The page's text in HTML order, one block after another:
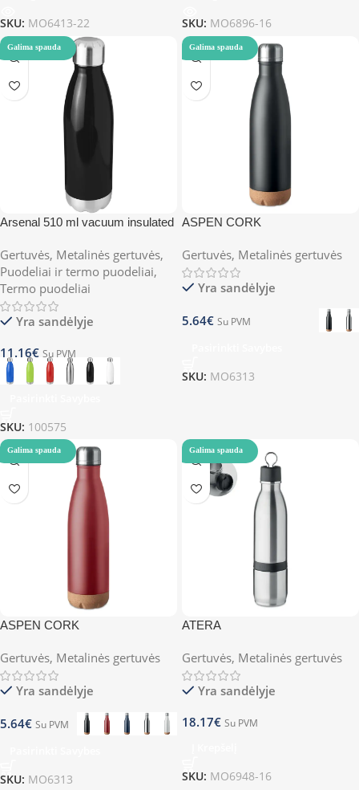
SKU: MO6413-22 SKU: MO6896-16
Galima spauda
Arsenal 510 ml vacuum insulated
Gertuvės, Metalinės gertuvės,
Puodeliai ir termo puodeliai,
Termo puodeliai
Yra sandėlyje
11.16€ Su PVM
SKU: 100575
Galima spauda
ASPEN CORK
Gertuvės, Metalinės gertuvės
Yra sandėlyje
5.64€ Su PVM
SKU: MO6313
Galima spauda
ASPEN CORK
Gertuvės, Metalinės gertuvės
Yra sandėlyje
5.64€ Su PVM
SKU: MO6313
Galima spauda
ATERA
Gertuvės, Metalinės gertuvės
Yra sandėlyje
18.17€ Su PVM
SKU: MO6948-16